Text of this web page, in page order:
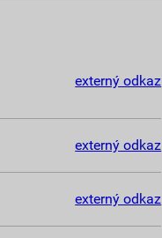
externý odkaz
externý odkaz
externý odkaz